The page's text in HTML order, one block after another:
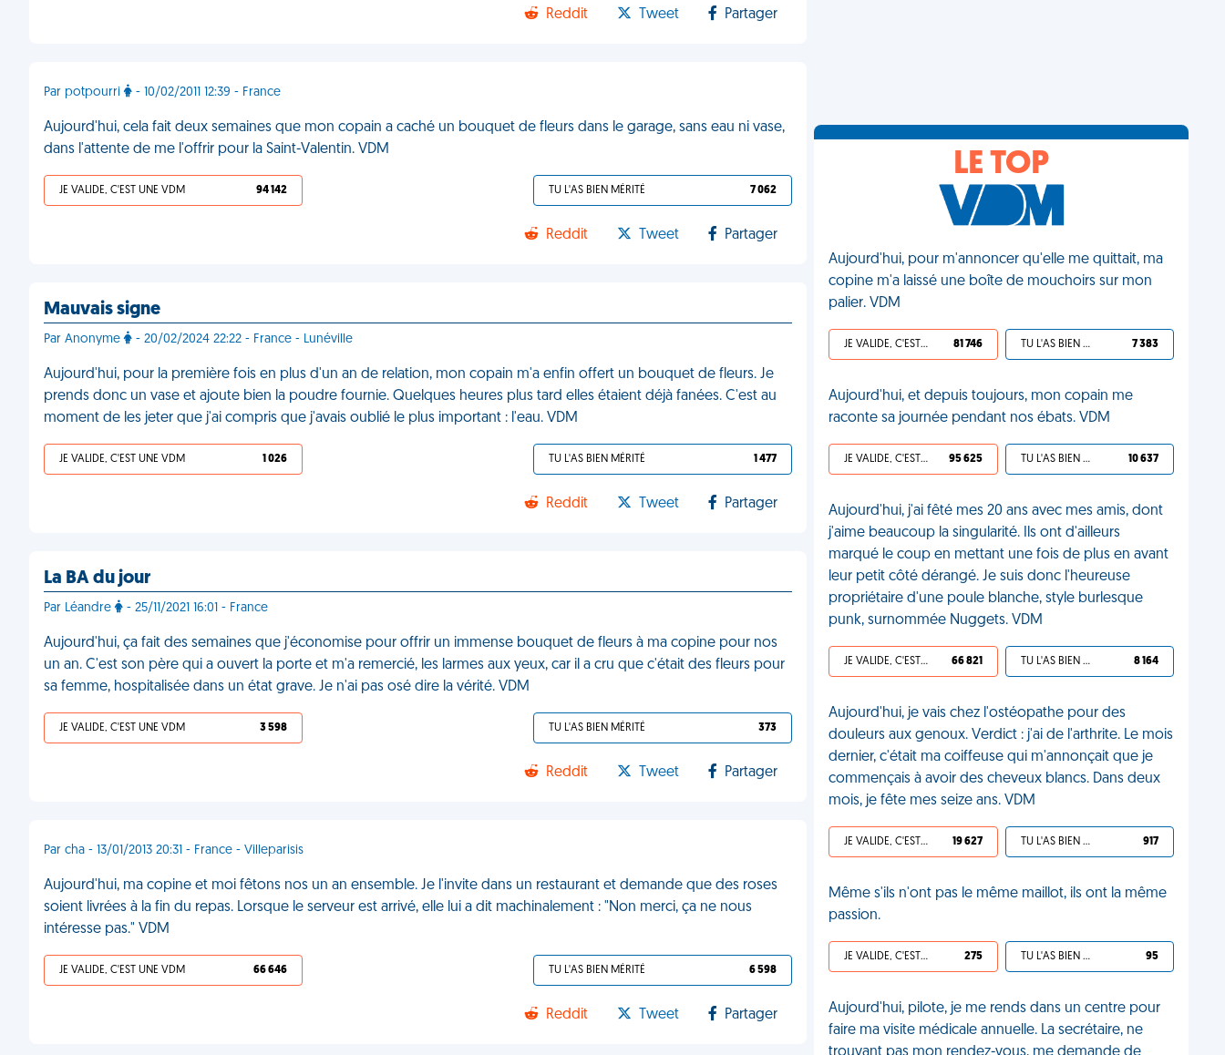
Reddit Tweet Partager
Par potpourri - 10/02/2011 12:39 - France
Aujourd'hui, cela fait deux semaines que mon copain a caché un bouquet de fleurs dans le garage, sans eau ni vase,
dans l'attente de me l'offrir pour la Saint-Valentin. VDM
JE VALIDE, C'EST UNE VDM 94 142 TU L'AS BIEN MÉRITÉ 7 062
Reddit Tweet Partager
Mauvais signe
Par Anonyme - 20/02/2024 22:22 - France - Lunéville
Aujourd'hui, pour la première fois en plus d'un an de relation, mon copain m'a enfin offert un bouquet de fleurs. Je
prends donc un vase et ajoute bien la poudre fournie. Quelques heures plus tard elles étaient déjà fanées. C'est au
moment de les jeter que j'ai compris que j'avais oublié le plus important : l'eau. VDM
JE VALIDE, C'EST UNE VDM 1 026 TU L'AS BIEN MÉRITÉ 1 477
Reddit Tweet Partager
La BA du jour
Par Léandre - 25/11/2021 16:01 - France
Aujourd'hui, ça fait des semaines que j'économise pour offrir un immense bouquet de fleurs à ma copine pour nos
un an. C'est son père qui a ouvert la porte et m'a remercié, les larmes aux yeux, car il a cru que c'était des fleurs pour
sa femme, hospitalisée dans un état grave. Je n'ai pas osé dire la vérité. VDM
JE VALIDE, C'EST UNE VDM 3 598 TU L'AS BIEN MÉRITÉ 373
Reddit Tweet Partager
Par cha - 13/01/2013 20:31 - France - Villeparisis
Aujourd'hui, ma copine et moi fêtons nos un an ensemble. Je l'invite dans un restaurant et demande que des roses
soient livrées à la fin du repas. Lorsque le serveur est arrivé, elle lui a dit machinalement : "Non merci, ça ne nous
intéresse pas." VDM
JE VALIDE, C'EST UNE VDM 66 646 TU L'AS BIEN MÉRITÉ 6 598
Reddit Tweet Partager
LE TOP
Aujourd'hui, pour m'annoncer qu'elle me quittait, ma
copine m'a laissé une boîte de mouchoirs sur mon
palier. VDM
JE VALIDE, C'EST UNE VDM 81 746 TU L'AS BIEN MÉRITÉ 7 383
Aujourd'hui, et depuis toujours, mon copain me
raconte sa journée pendant nos ébats. VDM
JE VALIDE, C'EST UNE VDM 95 625 TU L'AS BIEN MÉRITÉ 10 637
Aujourd'hui, j'ai fêté mes 20 ans avec mes amis, dont
j'aime beaucoup la singularité. Ils ont d'ailleurs
marqué le coup en mettant une fois de plus en avant
leur petit côté dérangé. Je suis donc l'heureuse
propriétaire d'une poule blanche, style burlesque
punk, surnommée Nuggets. VDM
JE VALIDE, C'EST UNE VDM 66 821 TU L'AS BIEN MÉRITÉ 8 164
Aujourd'hui, je vais chez l'ostéopathe pour des
douleurs aux genoux. Verdict : j'ai de l'arthrite. Le mois
dernier, c'était ma coiffeuse qui m'annonçait que je
commençais à avoir des cheveux blancs. Dans deux
mois, je fête mes seize ans. VDM
JE VALIDE, C'EST UNE VDM 19 627 TU L'AS BIEN MÉRITÉ 917
Même s'ils n'ont pas le même maillot, ils ont la même
passion.
JE VALIDE, C'EST UNE VDM 275 TU L'AS BIEN MÉRITÉ 95
Aujourd'hui, pilote, je me rends dans un centre pour
faire ma visite médicale annuelle. La secrétaire, ne